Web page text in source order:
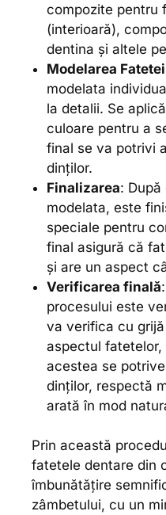
compozite pentru
(interioară),
dentina și altele
Modelarea Fatetei
modelata
la detalii. Se
culoare pentru a
final se va potrivi
dinților.
Finalizarea:
modelata, este
speciale pentru
final asigură că
și are un aspect
Verificarea finală
procesului este
va verifica cu
aspectul
acestea se
dinților, respectă
arată în mod
Prin această
fatetele dentare din
îmbunătățire
zâmbetului, cu un